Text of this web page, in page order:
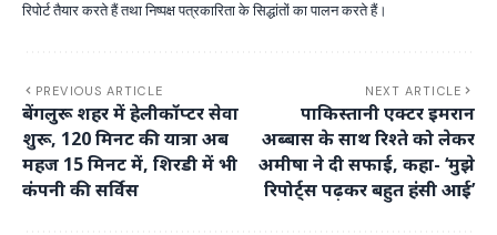
रिपोर्ट तैयार करते हैं तथा निष्पक्ष पत्रकारिता के सिद्धांतों का पालन करते हैं।
PREVIOUS ARTICLE
बेंगलुरू शहर में हेलीकॉप्टर सेवा
शुरू, 120 मिनट की यात्रा अब
महज 15 मिनट में, शिरडी में भी
कंपनी की सर्विस
NEXT ARTICLE
पाकिस्तानी एक्टर इमरान
अब्बास के साथ रिश्ते को लेकर
अमीषा ने दी सफाई, कहा- ‘मुझे
रिपोर्ट्स पढ़कर बहुत हंसी आई’